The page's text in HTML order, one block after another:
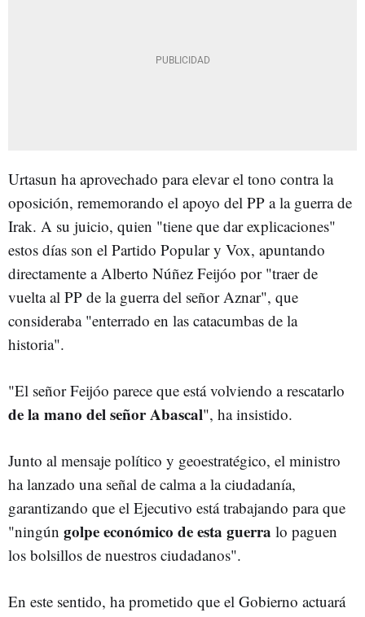
Urtasun ha aprovechado para elevar el tono contra la
oposición, rememorando el apoyo del PP a la guerra de
Irak. A su juicio, quien "tiene que dar explicaciones"
estos días son el Partido Popular y Vox, apuntando
directamente a Alberto Núñez Feijóo por "traer de
vuelta al PP de la guerra del señor Aznar", que
consideraba "enterrado en las catacumbas de la
historia".
"El señor Feijóo parece que está volviendo a rescatarlo
de la mano del señor Abascal", ha insistido.
Junto al mensaje político y geoestratégico, el ministro
ha lanzado una señal de calma a la ciudadanía,
garantizando que el Ejecutivo está trabajando para que
"ningún golpe económico de esta guerra lo paguen
los bolsillos de nuestros ciudadanos".
En este sentido, ha prometido que el Gobierno actuará